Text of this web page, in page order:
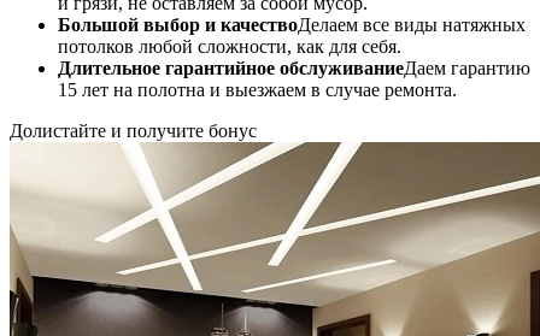
Большой выбор и качествоДелаем все виды натяжных
потолков любой сложности, как для себя.
Длительное гарантийное обслуживаниеДаем гарантию
15 лет на полотна и выезжаем в случае ремонта.
Долистайте и получите бонус